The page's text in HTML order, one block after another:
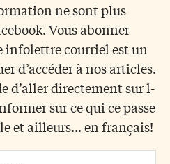
ne sont plus
Vous abonner
infolettre courriel est un
d’accéder à nos articles.
d’aller directement sur l-
sur ce qui ce passe
et ailleurs... en français!